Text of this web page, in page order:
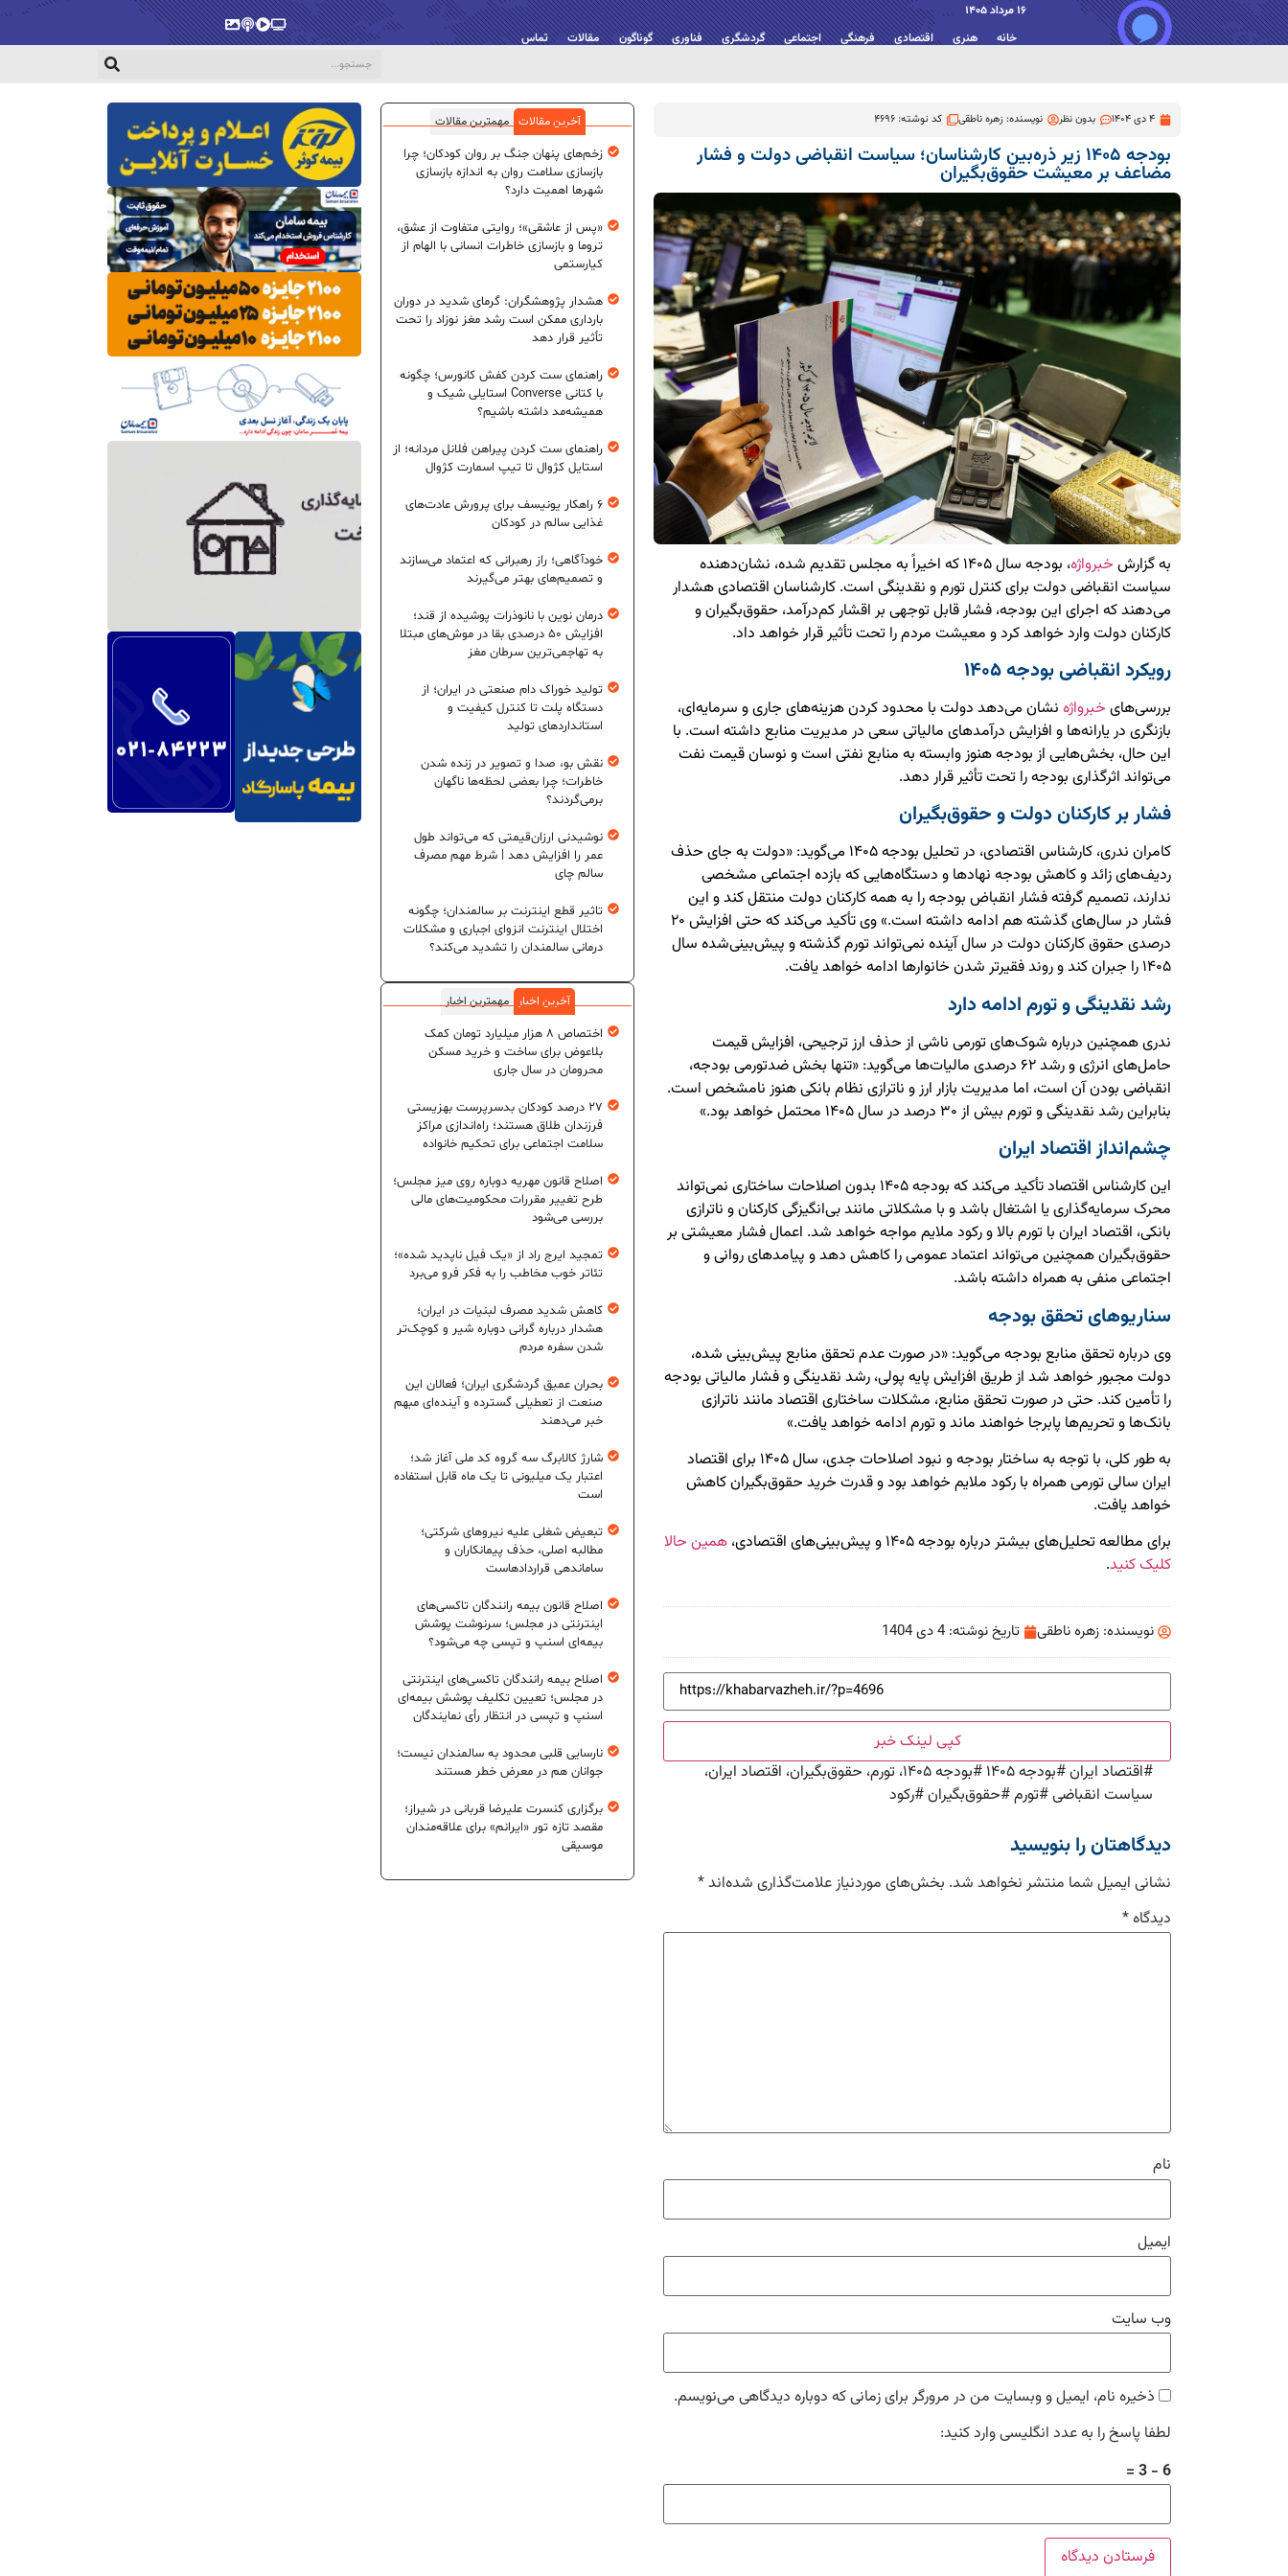
16 مرداد 1405
خانه هنری اقتصادی فرهنگی اجتماعی گردشگری فناوری گوناگون مقالات تماس
پخش‌زندهویدیو
پادکستگالری
4 دی 1404 بدون نظر نویسنده:زهره ناطقی کد نوشته: 4696
بودجه ۱۴۰۵ زیر ذره‌بین کارشناسان؛ سیاست انقباضی دولت و فشار
مضاعف بر معیشت حقوق‌بگیران
به گزارش خبرواژه
، بودجه سال ۱۴۰۵ که اخیراً به مجلس تقدیم شده، نشان‌دهنده
سیاست انقباضی دولت برای کنترل تورم و نقدینگی است. کارشناسان اقتصادی هشدار
می‌دهند که اجرای این بودجه، فشار قابل توجهی بر اقشار کم‌درآمد، حقوق‌بگیران و
کارکنان دولت وارد خواهد کرد و معیشت مردم را تحت تأثیر قرار خواهد داد.
رویکرد انقباضی بودجه ۱۴۰۵
بررسی‌های خبرواژه نشان می‌دهد دولت با محدود کردن هزینه‌های جاری و سرمایه‌ای،
بازنگری در یارانه‌ها و افزایش درآمدهای مالیاتی سعی در مدیریت منابع داشته است. با
این حال، بخش‌هایی از بودجه هنوز وابسته به منابع نفتی است و نوسان قیمت نفت
می‌تواند اثرگذاری بودجه را تحت تأثیر قرار دهد.
فشار بر کارکنان دولت و حقوق‌بگیران
کامران ندری، کارشناس اقتصادی، در تحلیل بودجه ۱۴۰۵ می‌گوید: «دولت به جای حذف
ردیف‌های زائد و کاهش بودجه نهادها و دستگاه‌هایی که بازده اجتماعی مشخصی
ندارند، تصمیم گرفته فشار انقباض بودجه را به همه کارکنان دولت منتقل کند و این
فشار در سال‌های گذشته هم ادامه داشته است.» وی تأکید می‌کند که حتی افزایش ۲۰
درصدی حقوق کارکنان دولت در سال آینده نمی‌تواند تورم گذشته و پیش‌بینی‌شده سال
۱۴۰۵ را جبران کند و روند فقیرتر شدن خانوارها ادامه خواهد یافت.
رشد نقدینگی و تورم ادامه دارد
ندری همچنین درباره شوک‌های تورمی ناشی از حذف ارز ترجیحی، افزایش قیمت
حامل‌های انرژی و رشد ۶۲ درصدی مالیات‌ها می‌گوید: «تنها بخش ضدتورمی بودجه،
انقباضی بودن آن است، اما مدیریت بازار ارز و ناترازی نظام بانکی هنوز نامشخص است.
بنابراین رشد نقدینگی و تورم بیش از ۳۰ درصد در سال ۱۴۰۵ محتمل خواهد بود.»
چشم‌انداز اقتصاد ایران
این کارشناس اقتصاد تأکید می‌کند که بودجه ۱۴۰۵ بدون اصلاحات ساختاری نمی‌تواند
محرک سرمایه‌گذاری یا اشتغال باشد و با مشکلاتی مانند بی‌انگیزگی کارکنان و ناترازی
بانکی، اقتصاد ایران با تورم بالا و رکود ملایم مواجه خواهد شد. اعمال فشار معیشتی بر
حقوق‌بگیران همچنین می‌تواند اعتماد عمومی را کاهش دهد و پیامدهای روانی و
اجتماعی منفی به همراه داشته باشد.
سناریوهای تحقق بودجه
وی درباره تحقق منابع بودجه می‌گوید: «در صورت عدم تحقق منابع پیش‌بینی شده،
دولت مجبور خواهد شد از طریق افزایش پایه پولی، رشد نقدینگی و فشار مالیاتی بودجه
را تأمین کند. حتی در صورت تحقق منابع، مشکلات ساختاری اقتصاد مانند ناترازی
بانک‌ها و تحریم‌ها پابرجا خواهند ماند و تورم ادامه خواهد یافت.»
به طور کلی، با توجه به ساختار بودجه و نبود اصلاحات جدی، سال ۱۴۰۵ برای اقتصاد
ایران سالی تورمی همراه با رکود ملایم خواهد بود و قدرت خرید حقوق‌بگیران کاهش
خواهد یافت.
برای مطالعه تحلیل‌های بیشتر درباره بودجه ۱۴۰۵ و پیش‌بینی‌های اقتصادی،
همین حالا
کلیک کنید.
نویسنده: زهره ناطقی تاریخ نوشته: 4 دی 1404
کپی لینک خبر
#اقتصاد ایران#بودجه ۱۴۰۵ #
بودجه ۱۴۰۵، تورم، حقوق‌بگیران، اقتصاد ایران،
سیاست انقباضی#تورم#حقوق‌بگیران#رکود
دیدگاهتان را بنویسید
نشانی ایمیل شما منتشر نخواهد شد. بخش‌های موردنیاز علامت‌گذاری شده‌اند*
دیدگاه*
نام
ایمیل
وب‌ سایت
ذخیره نام، ایمیل و وبسایت من در مرورگر برای زمانی که دوباره دیدگاهی می‌نویسم.
لطفا پاسخ را به عدد انگلیسی وارد کنید:
6 − 3 =
آخرین مقالات مهمترین مقالات
زخم‌های پنهان جنگ بر روان کودکان؛ چرا
بازسازی سلامت روان به اندازه بازسازی
شهرها اهمیت دارد؟
«پس از عاشقی»؛ روایتی متفاوت از عشق،
تروما و بازسازی خاطرات انسانی با الهام از
کیارستمی
هشدار پژوهشگران: گرمای شدید در دوران
بارداری ممکن است رشد مغز نوزاد را تحت
تأثیر قرار دهد
راهنمای ست کردن کفش کانورس؛ چگونه
با کتانی Converse استایلی شیک و
همیشه‌مد داشته باشیم؟
راهنمای ست کردن پیراهن فلانل مردانه؛ از
استایل کژوال تا تیپ اسمارت کژوال
۶ راهکار یونیسف برای پرورش عادت‌های
غذایی سالم در کودکان
خودآگاهی؛ راز رهبرانی که اعتماد می‌سازند
و تصمیم‌های بهتر می‌گیرند
درمان نوین با نانوذرات پوشیده از قند؛
افزایش ۵۰ درصدی بقا در موش‌های مبتلا
به تهاجمی‌ترین سرطان مغز
تولید خوراک دام صنعتی در ایران؛ از
دستگاه پلت تا کنترل کیفیت و
استانداردهای تولید
نقش بو، صدا و تصویر در زنده شدن
خاطرات؛ چرا بعضی لحظه‌ها ناگهان
برمی‌گردند؟
نوشیدنی ارزان‌قیمتی که می‌تواند طول
عمر را افزایش دهد | شرط مهم مصرف
سالم چای
تاثیر قطع اینترنت بر سالمندان؛ چگونه
اختلال اینترنت انزوای اجباری و مشکلات
درمانی سالمندان را تشدید می‌کند؟
آخرین اخبار
مهمترین اخبار
اختصاص ۸ هزار میلیارد تومان کمک
بلاعوض برای ساخت و خرید مسکن
محرومان در سال جاری
۲۷ درصد کودکان بدسرپرست بهزیستی
فرزندان طلاق هستند؛ راه‌اندازی مراکز
سلامت اجتماعی برای تحکیم خانواده
اصلاح قانون مهریه دوباره روی میز مجلس؛
طرح تغییر مقررات محکومیت‌های مالی
بررسی می‌شود
تمجید ایرج راد از «یک فیل ناپدید شده»؛
تئاتر خوب مخاطب را به فکر فرو می‌برد
کاهش شدید مصرف لبنیات در ایران؛
هشدار درباره گرانی دوباره شیر و کوچک‌تر
شدن سفره مردم
بحران عمیق گردشگری ایران؛ فعالان این
صنعت از تعطیلی گسترده و آینده‌ای مبهم
خبر می‌دهند
شارژ کالابرگ سه گروه کد ملی آغاز شد؛
اعتبار یک میلیونی تا یک ماه قابل استفاده
است
تبعیض شغلی علیه نیروهای شرکتی؛
مطالبه اصلی، حذف پیمانکاران و
ساماندهی قراردادهاست
اصلاح قانون بیمه رانندگان تاکسی‌های
اینترنتی در مجلس؛ سرنوشت پوشش
بیمه‌ای اسنپ و تپسی چه می‌شود؟
اصلاح بیمه رانندگان تاکسی‌های اینترنتی
در مجلس؛ تعیین تکلیف پوشش بیمه‌ای
اسنپ و تپسی در انتظار رأی نمایندگان
نارسایی قلبی محدود به سالمندان نیست؛
جوانان هم در معرض خطر هستند
برگزاری کنسرت علیرضا قربانی در شیراز؛
مقصد تازه تور «ایرانم» برای علاقه‌مندان
موسیقی